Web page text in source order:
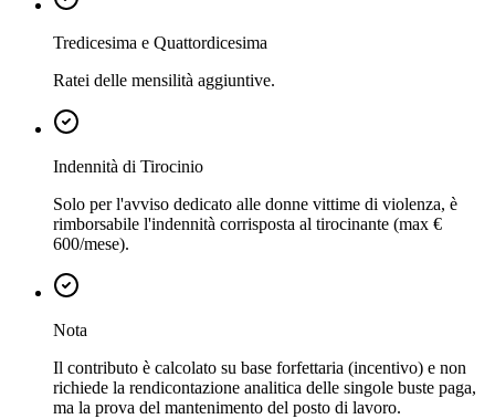
Tredicesima e Quattordicesima
Ratei delle mensilità aggiuntive.
Indennità di Tirocinio
Solo per l'avviso dedicato alle donne vittime di violenza, è
rimborsabile l'indennità corrisposta al tirocinante (max €
600/mese).
Nota
Il contributo è calcolato su base forfettaria (incentivo) e non
richiede la rendicontazione analitica delle singole buste paga,
ma la prova del mantenimento del posto di lavoro.